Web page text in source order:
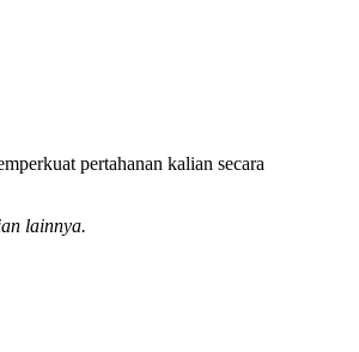
pertahanan kalian secara
lainnya.